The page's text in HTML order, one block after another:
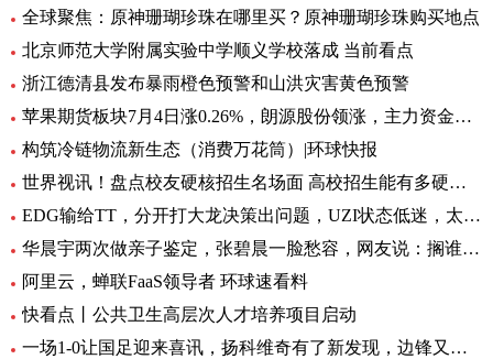
全球聚焦：原神珊瑚珍珠在哪里买？原神珊瑚珍珠购买地点
北京师范大学附属实验中学顺义学校落成 当前看点
浙江德清县发布暴雨橙色预警和山洪灾害黄色预警
苹果期货板块7月4日涨0.26%，朗源股份领涨，主力资金净流出1357.79万元 世界速看
构筑冷链物流新生态（消费万花筒）|环球快报
世界视讯！盘点校友硬核招生名场面 高校招生能有多硬核 基本情况讲解
EDG输给TT，分开打大龙决策出问题，UZI状态低迷，太难玩了
华晨宇两次做亲子鉴定，张碧晨一脸愁容，网友说：搁谁都会不开心|焦点热文
阿里云，蝉联FaaS领导者 环球速看料
快看点丨公共卫生高层次人才培养项目启动
一场1-0让国足迎来喜讯，扬科维奇有了新发现，边锋又添一位猛将|世界热讯